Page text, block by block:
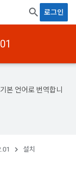
로그인
본 언어로 번역합니
설치